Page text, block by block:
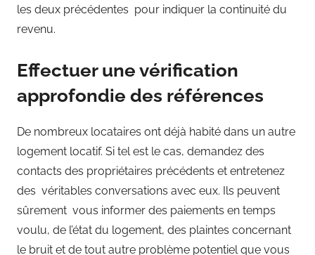
les deux précédentes pour indiquer la continuité du
revenu.
Effectuer une vérification
approfondie des références
De nombreux locataires ont déjà habité dans un autre
logement locatif. Si tel est le cas, demandez des
contacts des propriétaires précédents et entretenez
des véritables conversations avec eux. Ils peuvent
sûrement vous informer des paiements en temps
voulu, de l’état du logement, des plaintes concernant
le bruit et de tout autre problème potentiel que vous